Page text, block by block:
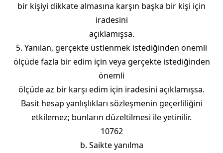
bir kişiyi dikkate almasına karşın başka bir kişi için
iradesini
açıklamışsa.
5. Yanılan, gerçekte üstlenmek istediğinden önemli
ölçüde fazla bir edim için veya gerçekte istediğinden
önemli
ölçüde az bir karşı edim için iradesini açıklamışsa.
Basit hesap yanlışlıkları sözleşmenin geçerliliğini
etkilemez; bunların düzeltilmesi ile yetinilir.
10762
b. Saikte yanılma